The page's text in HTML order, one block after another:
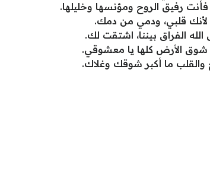
رفيق الروح ومؤنسها وخليلها.
لأنك قلبي، ودمي من دمك.
الفراق بيننا، اشتقت لك.
الأرض كلها يا معشوقي.
والقلب ما أكبر شوقك وغلاك.